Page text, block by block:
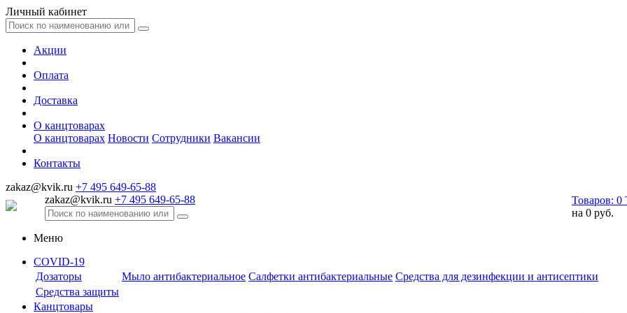
Личный кабинет
Акции
Оплата
Доставка
О канцтоварах
О канцтоварах Новости Сотрудники Вакансии
Контакты
zakaz@kvik.ru +7 495 649-65-88
zakaz@kvik.ru +7 495 649-65-88 Товаров: 0
на 0 руб.
Меню
COVID-19
Дозаторы
Мыло антибактериальное Салфетки антибактериальные Средства для дезинфекции и антисептики
Средства защиты
Канцтовары